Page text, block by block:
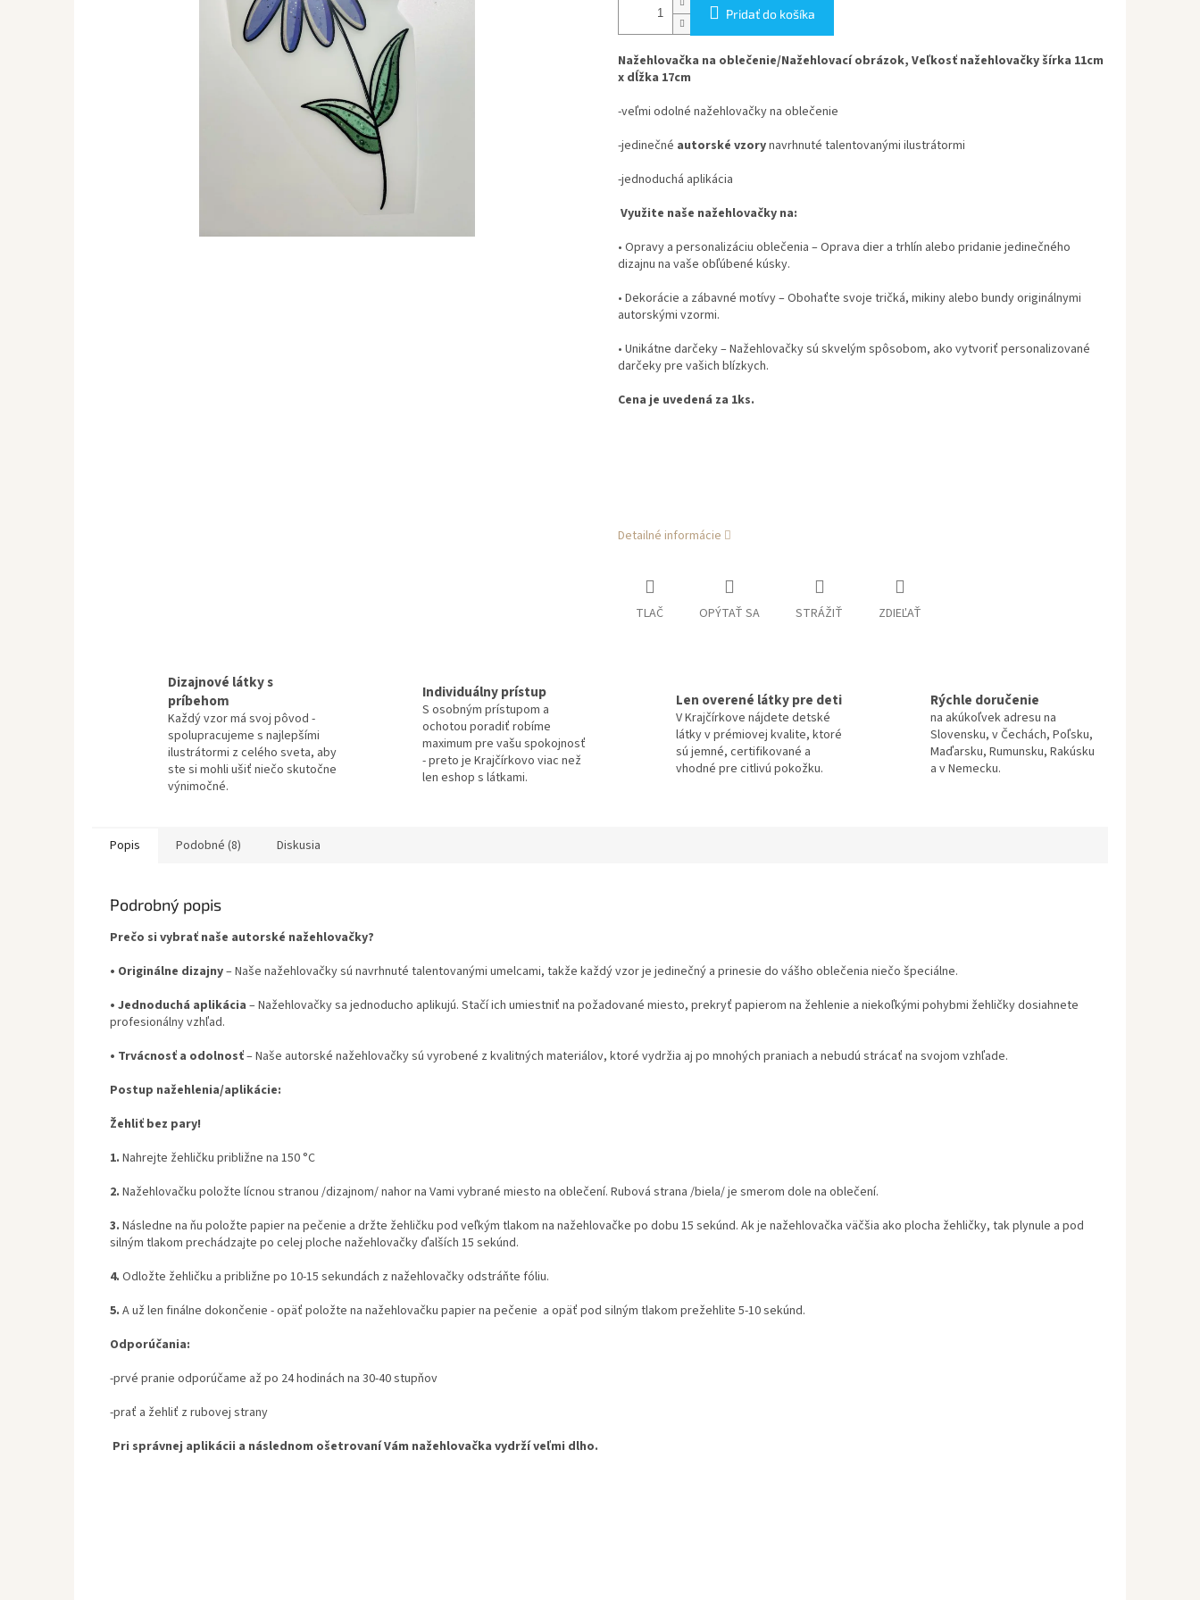
Pridať do košíka
Nažehlovačka na oblečenie/Nažehlovací obrázok, Veľkosť nažehlovačky šírka 11cm
x dĺžka 17cm
-veľmi odolné nažehlovačky na oblečenie
-jedinečné autorské vzorynavrhnuté talentovanými ilustrátormi
-jednoduchá aplikácia
Využite naše nažehlovačky na:
• Opravy a personalizáciu oblečenia – Oprava dier a trhlín alebo pridanie jedinečného
dizajnu na vaše obľúbené kúsky.
• Dekorácie a zábavné motívy– Obohaťte svoje tričká, mikiny alebo bundy originálnymi
autorskými vzormi.
• Unikátne darčeky– Nažehlovačky sú skvelým spôsobom, ako vytvoriť personalizované
darčeky pre vašich blízkych.
Cena je uvedená za 1ks.
Detailné informácie
TLAČ OPÝTAŤ SA STRÁŽIŤ ZDIEĽAŤ
Dizajnové látky s
príbehom
Každý vzor má svoj pôvod -
spolupracujeme s najlepšími
ilustrátormi z celého sveta, aby
ste si mohli ušiť niečo skutočne
výnimočné.
Individuálny prístup
S osobným prístupom a
ochotou poradiť robíme
maximum pre vašu spokojnosť
- preto je Krajčírkovo viac než
len eshop s látkami.
Len overené látky pre deti
V Krajčírkove nájdete detské
látky v prémiovej kvalite, ktoré
sú jemné, certifikované a
vhodné pre citlivú pokožku.
Rýchle doručenie
na akúkoľvek adresu na
Slovensku, v Čechách, Poľsku,
Maďarsku, Rumunsku, Rakúsku
a v Nemecku.
Popis Podobné (8) Diskusia
Podrobný popis
Prečo si vybrať naše autorské nažehlovačky?
• Originálne dizajny– Naše nažehlovačky sú navrhnuté talentovanými umelcami, takže každý vzor je jedinečný a prinesie do vášho oblečenia niečo špeciálne.
• Jednoduchá aplikácia – Nažehlovačky sa jednoducho aplikujú. Stačí ich umiestniť na požadované miesto, prekryť papierom na žehlenie a niekoľkými pohybmi žehličky dosiahnete
profesionálny vzhľad.
• Trvácnosť a odolnosť– Naše autorské nažehlovačky sú vyrobené z kvalitných materiálov, ktoré vydržia aj po mnohých praniach a nebudú strácať na svojom vzhľade.
Postup nažehlenia/aplikácie:
Žehliť bez pary!
1. Nahrejte žehličku približne na 150 °C
2. Nažehlovačku položte lícnou stranou /dizajnom/ nahor na Vami vybrané miesto na oblečení. Rubová strana /biela/ je smerom dole na oblečení.
3. Následne na ňu položte papier na pečenie a držte žehličku pod veľkým tlakom na nažehlovačke po dobu 15 sekúnd. Ak je nažehlovačka väčšia ako plocha žehličky, tak plynule a pod
silným tlakom prechádzajte po celej ploche nažehlovačky ďalších 15 sekúnd.
4. Odložte žehličku a približne po 10-15 sekundách z nažehlovačky odstráňte fóliu.
5. A už len finálne dokončenie - opäť položte na nažehlovačku papier na pečenie a opäť pod silným tlakom prežehlite 5-10 sekúnd.
Odporúčania:
-prvé pranie odporúčame až po 24 hodinách na 30-40 stupňov
-prať a žehliť z rubovej strany
Pri správnej aplikácii a následnom ošetrovaní Vám nažehlovačka vydrží veľmi dlho.